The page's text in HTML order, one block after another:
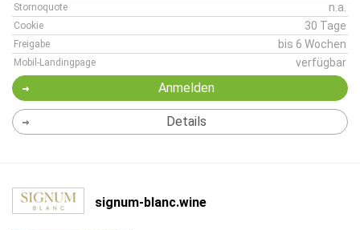
Stornoquote n.a.
Cookie 30 Tage
Freigabe bis 6 Wochen
Mobil-Landingpage verfügbar
Anmelden
Details
signum-blanc.wine